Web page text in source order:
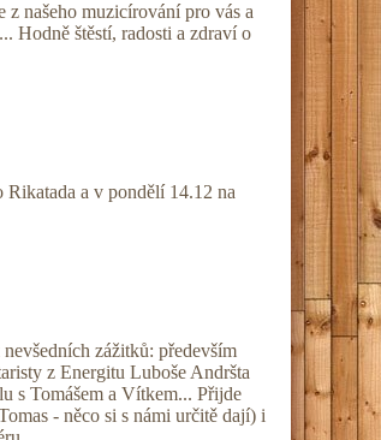
z našeho muzicírování pro vás a
Hodně štěstí, radosti a zdraví o
a v pondělí 14.12 na
zážitků: především
z Energitu Luboše Andršta
s Tomášem a Vítkem... Přijde
- něco si s námi určitě dají) i